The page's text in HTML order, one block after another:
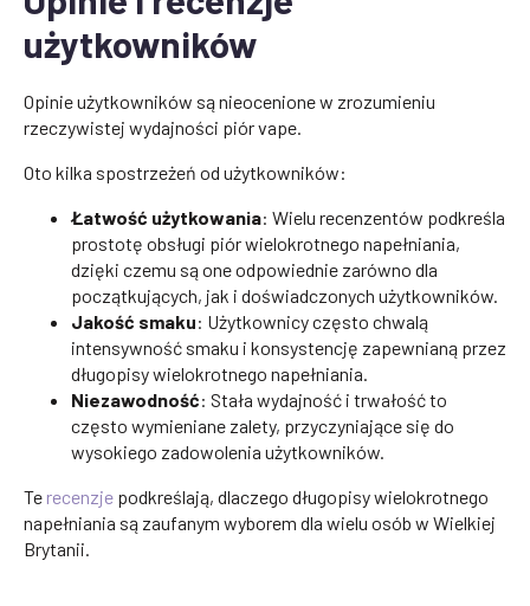
użytkowników
Opinie użytkowników są nieocenione w zrozumieniu
rzeczywistej wydajności piór vape.
Oto kilka spostrzeżeń od użytkowników:
Łatwość użytkowania: Wielu recenzentów podkreśla
prostotę obsługi piór wielokrotnego napełniania,
dzięki czemu są one odpowiednie zarówno dla
początkujących, jak i doświadczonych użytkowników.
Jakość smaku: Użytkownicy często chwalą
intensywność smaku i konsystencję zapewnianą przez
długopisy wielokrotnego napełniania.
Niezawodność: Stała wydajność i trwałość to
często wymieniane zalety, przyczyniające się do
wysokiego zadowolenia użytkowników.
Te recenzje podkreślają, dlaczego długopisy wielokrotnego
napełniania są zaufanym wyborem dla wielu osób w Wielkiej
Brytanii.